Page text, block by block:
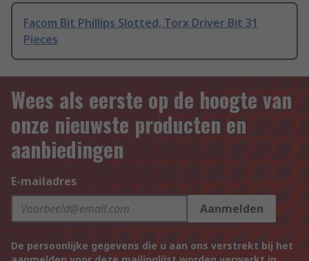
Facom Bit Phillips Slotted, Torx Driver Bit 31
Pieces
Wees als eerste op de hoogte van
onze nieuwste producten en
aanbiedingen
E-mailadres
Aanmelden
De persoonlijke gegevens die u aan ons verstrekt bij het